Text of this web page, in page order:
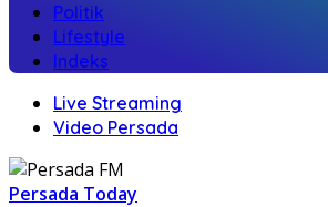
Politik
Lifestyle
Indeks
Live Streaming
Video Persada
Persada Today